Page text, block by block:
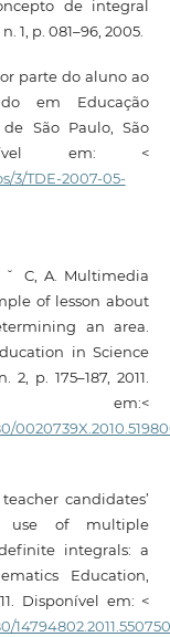
de integral
1, p. 081–96, 2005.
parte do aluno ao
em Educação
São Paulo, São
em: <
3/TDE-2007-05-
ˇ C, A. Multimedia
of lesson about
an area.
in Science
p. 175–187, 2011.
em:<
candidates’
use of multiple
integrals: a
Education,
Disponível em: <